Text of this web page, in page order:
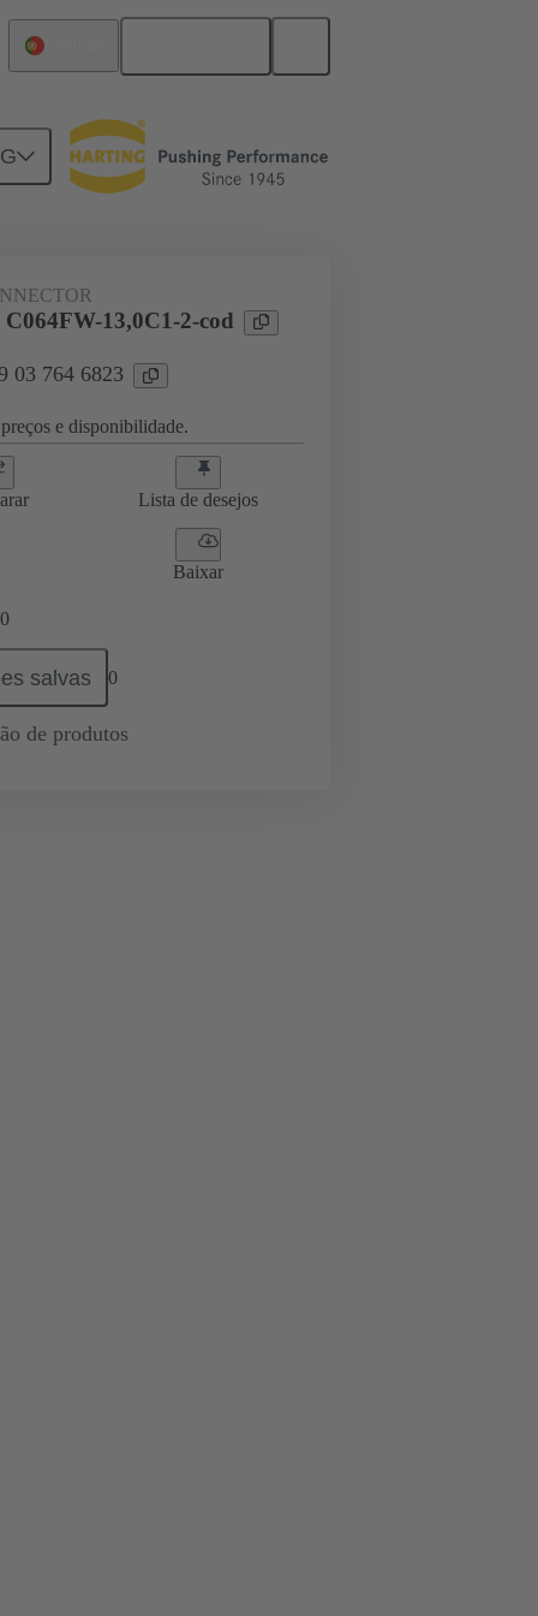
13,0C1-2-cod
03 764 6823
e disponibilidade.
Lista de desejos
Baixar
0
salvas 0
de produtos